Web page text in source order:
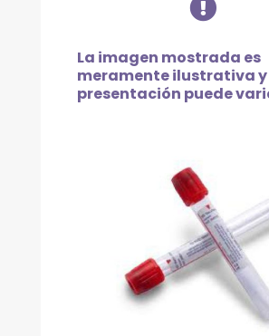

La imagen mostrada es
meramente ilustrativa y
presentación puede